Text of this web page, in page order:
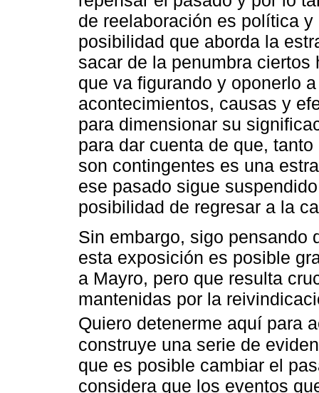
de reelaboración es política
posibilidad que aborda la
sacar de la penumbra
que va figurando y oponerlo
acontecimientos, causas y
para dimensionar su
para dar cuenta de que,
son contingentes es una
ese pasado sigue
posibilidad de regresar a la
Sin embargo, sigo pensando
esta exposición es posible
a Mayro, pero que resulta
mantenidas por la
Quiero detenerme aquí para
construye una serie de
que es posible cambiar el
considera que los eventos